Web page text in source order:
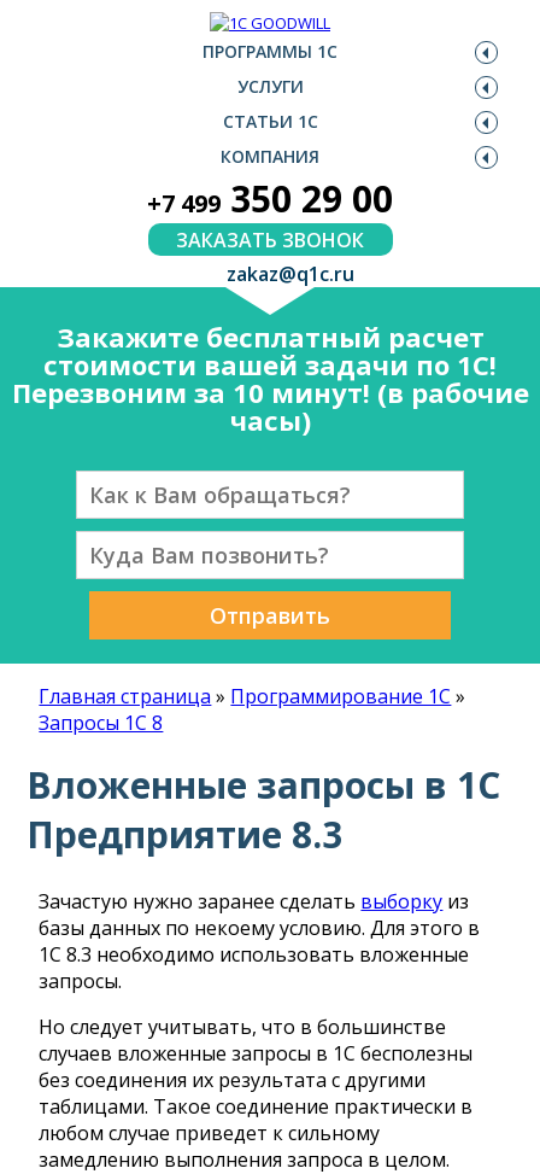
ПРОГРАММЫ 1С
УСЛУГИ
СТАТЬИ 1С
КОМПАНИЯ
+7 499 350 29 00
ЗАКАЗАТЬ ЗВОНОК
zakaz@q1c.ru
Закажите бесплатный расчет
стоимости вашей задачи по 1С!
Перезвоним за 10 минут! (в рабочие
часы)
Отправить
Главная страница » Программирование 1С »
Запросы 1С 8
Вложенные запросы в 1С
Предприятие 8.3
Зачастую нужно заранее сделать выборку из
базы данных по некоему условию. Для этого в
1С 8.3 необходимо использовать вложенные
запросы.
Но следует учитывать, что в большинстве
случаев вложенные запросы в 1С бесполезны
без соединения их результата с другими
таблицами. Такое соединение практически в
любом случае приведет к сильному
замедлению выполнения запроса в целом.